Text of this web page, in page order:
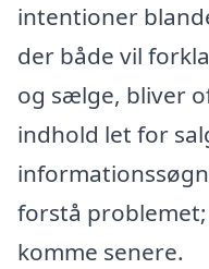
intentioner
der både vil
og sælge, bliver
indhold let for
forstå
komme senere.